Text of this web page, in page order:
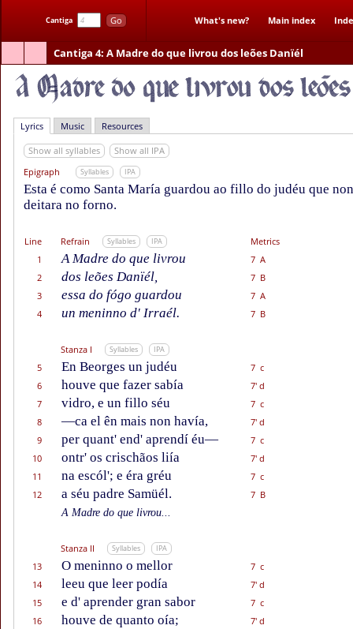
Cantiga Go What's new? Main index
Cantiga 4: A Madre do que livrou dos leões Danïél
Lyrics Music Resources
Show all syllables
Show all IPA
Epigraph
Syllables IPA
Esta é como Santa María guardou ao fillo do judéu que
deitara no forno.
Line Refrain Syllables IPA
Metrics
1
A Madre do que livrou
7 A
2
dos leões Danïél,
7 B
3
essa do fógo guardou
7 A
4
un meninno d' Irraél. 7 B
Stanza I Syllables IPA
5 En Beorges un judéu
7 c
6
houve que fazer sabía
7' d
7
vidro, e un fillo séu
7 c
8
—ca el ên mais non havía,
7' d
9
per quant' end' aprendí éu—
7 c
10
ontr' os crischãos liía
7' d
11
na escól'; e éra gréu
7 c
12
a séu padre Samüél.
7 B
A Madre do que livrou...
Stanza II Syllables IPA
13 O meninno o mellor
7 c
14
leeu que leer podía
7' d
15
e d' aprender gran sabor
7 c
16
houve de quanto oía;
7' d